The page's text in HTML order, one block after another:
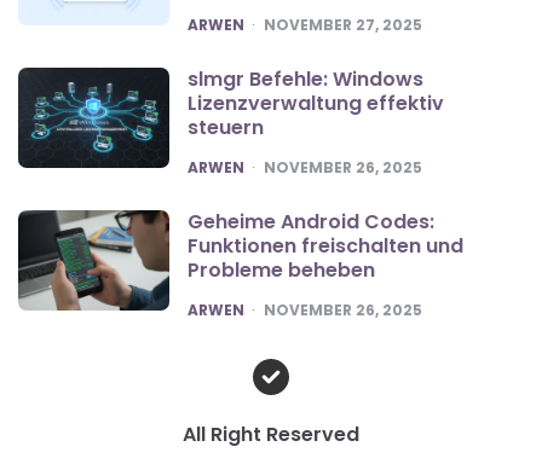
POSTED
ARWEN NOVEMBER 27, 2025
slmgr Befehle: Windows
Lizenzverwaltung effektiv
steuern
POSTED
ARWEN NOVEMBER 26, 2025
Geheime Android Codes:
Funktionen freischalten und
Probleme beheben
POSTED
ARWEN NOVEMBER 26, 2025
All Right Reserved